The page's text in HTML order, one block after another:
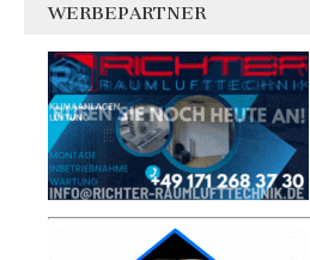
WERBEPARTNER